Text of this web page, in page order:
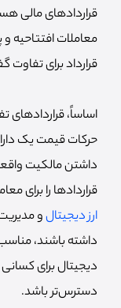
قراردادهای مالی
معاملات افتتاحیه و
قرارداد برای
اساساً، قراردادهای
حرکات قیمت یک
داشتن مالکیت
قراردادها را برای
ارز دیجیتالو
داشته باشند،
دیجیتال برای
دسترس‌تر باشد.